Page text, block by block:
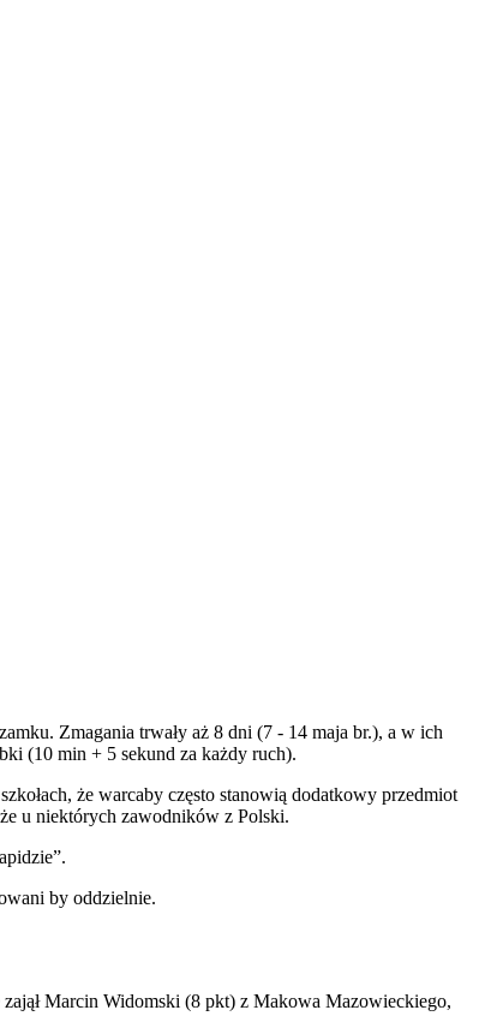
Zmagania trwały aż 8 dni (7 - 14 maja br.), a w ich
(10 min + 5 sekund za każdy ruch).
że warcaby często stanowią dodatkowy przedmiot
u niektórych zawodników z Polski.
by oddzielnie.
Marcin Widomski (8 pkt) z Makowa Mazowieckiego,